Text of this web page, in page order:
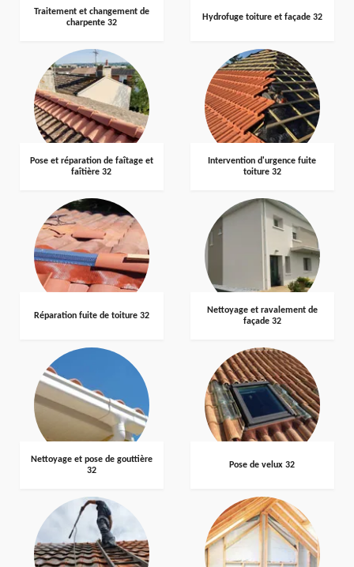
Traitement et changement de
charpente 32
Hydrofuge toiture et façade 32
Pose et réparation de faîtage et
faîtière 32
Intervention d'urgence fuite
toiture 32
Réparation fuite de toiture 32
Nettoyage et ravalement de
façade 32
Nettoyage et pose de gouttière
32
Pose de velux 32